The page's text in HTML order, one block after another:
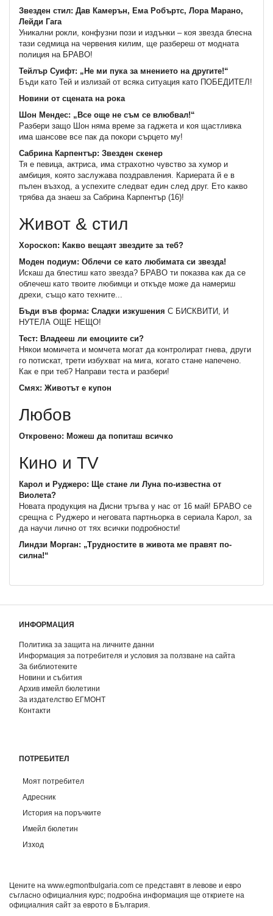
Звезден стил: Дав Камерън, Ема Робъртс, Лора Марано,
Лейди Гага
Уникални рокли, конфузни пози и издънки – коя звезда блесна
тази седмица на червения килим, ще разбереш от модната
полиция на БРАВО!
Тейлър Суифт: „Не ми пука за мнението на другите!“
Бъди като Тей и излизай от всяка ситуация като ПОБЕДИТЕЛ!
Новини от сцената на рока
Шон Мендес: „Все още не съм се влюбвал!“
Разбери защо Шон няма време за гаджета и коя щастливка
има шансове все пак да покори сърцето му!
Сабрина Карпентър: Звезден скенер
Тя е певица, актриса, има страхотно чувство за хумор и
амбиция, която заслужава поздравления. Кариерата й е в
пълен възход, а успехите следват един след друг. Ето какво
трябва да знаеш за Сабрина Карпентър (16)!
Живот & стил
Хороскоп: Какво вещаят звездите за теб?
Моден подиум: Облечи се като любимата си звезда!
Искаш да блестиш като звезда? БРАВО ти показва как да се
облечеш като твоите любимци и откъде може да намериш
дрехи, също като техните...
Бъди във форма: Сладки изкушения С БИСКВИТИ, И
НУТЕЛА ОЩЕ НЕЩО!
Тест: Владееш ли емоциите си?
Някои момичета и момчета могат да контролират гнева, други
го потискат, трети избухват на мига, когато стане напечено.
Как е при теб? Направи теста и разбери!
Смях: Животът е купон
Любов
Откровено: Можеш да попиташ всичко
Кино и TV
Карол и Руджеро: Ще стане ли Луна по-известна от
Виолета?
Новата продукция на Дисни тръгва у нас от 16 май! БРАВО се
срещна с Руджеро и неговата партньорка в сериала Карол, за
да научи лично от тях всички подробности!
Линдзи Морган: „Трудностите в живота ме правят по-
силна!“
ИНФОРМАЦИЯ
Политика за защита на личните данни
Информация за потребителя и условия за ползване на сайта
За библиотеките
Новини и събития
Архив имейл бюлетини
За издателство ЕГМОНТ
Контакти
ПОТРЕБИТЕЛ
Моят потребител
Адресник
История на поръчките
Имейл бюлетин
Изход
Цените на www.egmontbulgaria.com се представят в левове и евро
съгласно официалния курс; подробна информация ще откриете на
официалния сайт за еврото в България